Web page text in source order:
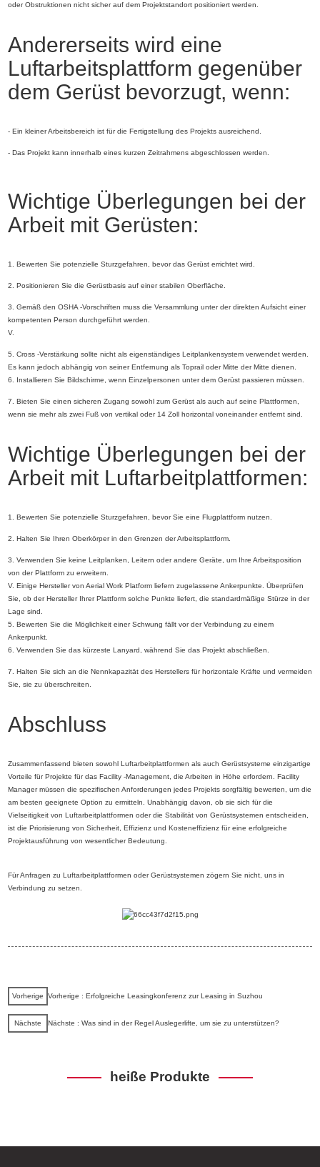
oder Obstruktionen nicht sicher auf dem Projektstandort positioniert werden.
Andererseits wird eine
Luftarbeitsplattform gegenüber
dem Gerüst bevorzugt, wenn:
- Ein kleiner Arbeitsbereich ist für die Fertigstellung des Projekts ausreichend.
- Das Projekt kann innerhalb eines kurzen Zeitrahmens abgeschlossen werden.
Wichtige Überlegungen bei der
Arbeit mit Gerüsten:
1. Bewerten Sie potenzielle Sturzgefahren, bevor das Gerüst errichtet wird.
2. Positionieren Sie die Gerüstbasis auf einer stabilen Oberfläche.
3. Gemäß den OSHA -Vorschriften muss die Versammlung unter der direkten Aufsicht einer
kompetenten Person durchgeführt werden.
V.
5. Cross -Verstärkung sollte nicht als eigenständiges Leitplankensystem verwendet werden.
Es kann jedoch abhängig von seiner Entfernung als Toprail oder Mitte der Mitte dienen.
6. Installieren Sie Bildschirme, wenn Einzelpersonen unter dem Gerüst passieren müssen.
7. Bieten Sie einen sicheren Zugang sowohl zum Gerüst als auch auf seine Plattformen,
wenn sie mehr als zwei Fuß von vertikal oder 14 Zoll horizontal voneinander entfernt sind.
Wichtige Überlegungen bei der
Arbeit mit Luftarbeitplattformen:
1. Bewerten Sie potenzielle Sturzgefahren, bevor Sie eine Flugplattform nutzen.
2. Halten Sie Ihren Oberkörper in den Grenzen der Arbeitsplattform.
3. Verwenden Sie keine Leitplanken, Leitern oder andere Geräte, um Ihre Arbeitsposition
von der Plattform zu erweitern.
V. Einige Hersteller von Aerial Work Platform liefern zugelassene Ankerpunkte. Überprüfen
Sie, ob der Hersteller Ihrer Plattform solche Punkte liefert, die standardmäßige Stürze in der
Lage sind.
5. Bewerten Sie die Möglichkeit einer Schwung fällt vor der Verbindung zu einem
Ankerpunkt.
6. Verwenden Sie das kürzeste Lanyard, während Sie das Projekt abschließen.
7. Halten Sie sich an die Nennkapazität des Herstellers für horizontale Kräfte und vermeiden
Sie, sie zu überschreiten.
Abschluss
Zusammenfassend bieten sowohl Luftarbeitplattformen als auch Gerüstsysteme einzigartige
Vorteile für Projekte für das Facility -Management, die Arbeiten in Höhe erfordern. Facility
Manager müssen die spezifischen Anforderungen jedes Projekts sorgfältig bewerten, um die
am besten geeignete Option zu ermitteln. Unabhängig davon, ob sie sich für die
Vielseitigkeit von Luftarbeitplattformen oder die Stabilität von Gerüstsystemen entscheiden,
ist die Priorisierung von Sicherheit, Effizienz und Kosteneffizienz für eine erfolgreiche
Projektausführung von wesentlicher Bedeutung.
Für Anfragen zu Luftarbeitplattformen oder Gerüstsystemen zögern Sie nicht, uns in
Verbindung zu setzen.
Vorherige Vorherige : Erfolgreiche Leasingkonferenz zur Leasing in Suzhou
Nächste Nächste : Was sind in der Regel Auslegerlifte, um sie zu unterstützen?
heiße Produkte